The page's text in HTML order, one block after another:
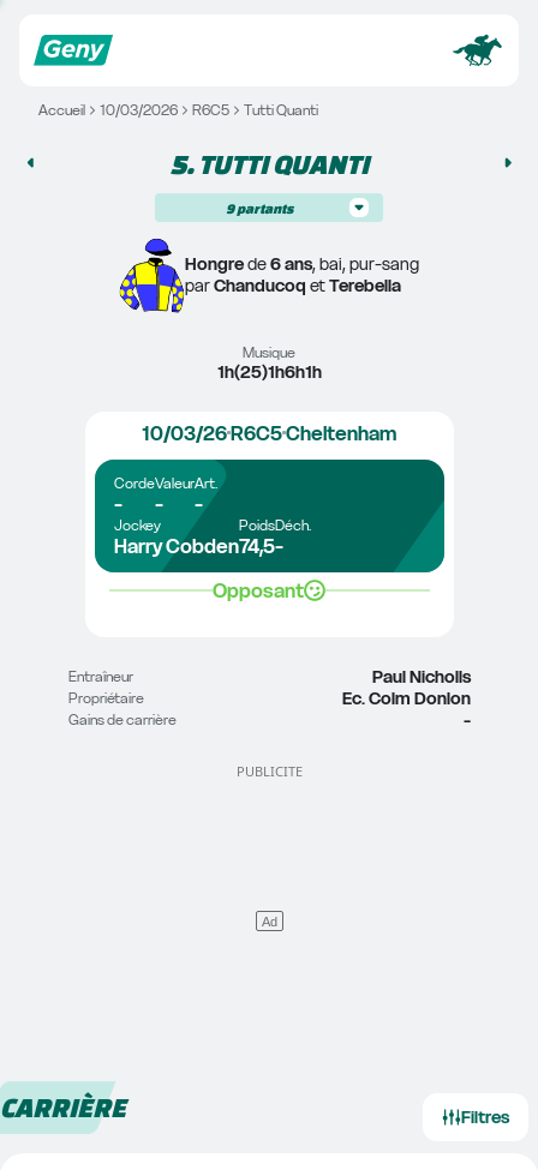
Accueil 10/03/2026 R6C5 Tutti Quanti
5. TUTTI QUANTI
9 partants
Hongre de 6 ans, bai, pur-sang
par Chanducoq et Terebella
Musique
1h(25)1h6h1h
10/03/26R6C5Cheltenham
Corde
-
Valeur
-
Art.
-
Jockey
Harry Cobden
Poids
74,5
Déch.
-
Opposant
Entraîneur Paul Nicholls
Propriétaire Ec. Colm Donlon
Gains de carrière -
CARRIÈRE Filtres